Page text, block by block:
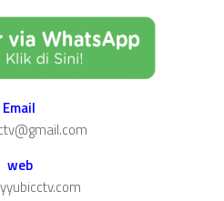
Email
web